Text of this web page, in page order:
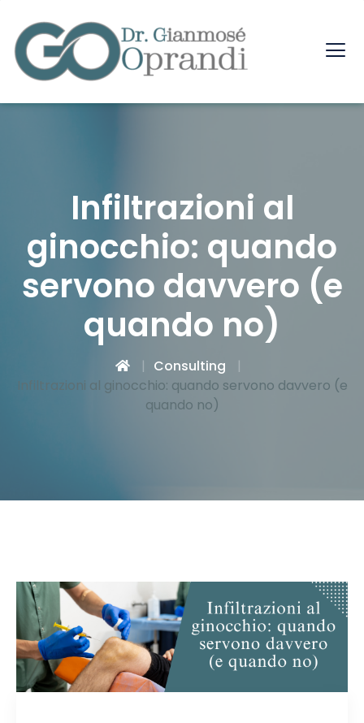
Infiltrazioni al
ginocchio: quando
servono davvero (e
quando no)
Consulting
Infiltrazioni al ginocchio: quando servono davvero (e
quando no)